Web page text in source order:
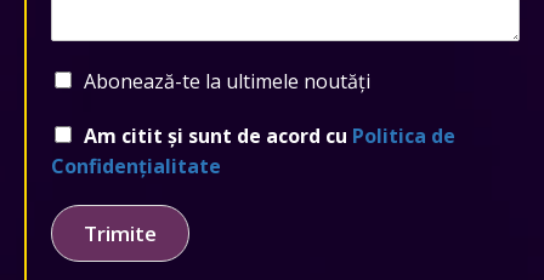
Abonează-te la ultimele noutăți
Am citit și sunt de acord cu Politica de
Confidențialitate
Trimite